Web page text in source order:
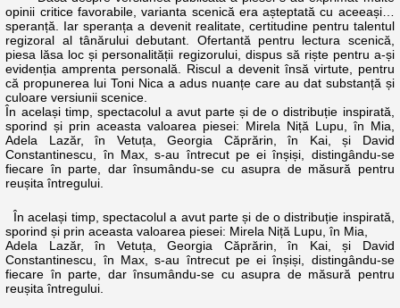
opinii critice favorabile, varianta scenică era așteptată cu aceeași…
speranță. Iar speranța a devenit realitate, certitudine pentru talentul
regizoral al tânărului debutant. Ofertantă pentru lectura scenică,
piesa lăsa loc și personalității regizorului, dispus să riște pentru a-și
evidenția amprenta personală. Riscul a devenit însă virtute, pentru
că propunerea lui Toni Nica a adus nuanțe care au dat substanță și
culoare versiunii scenice.
În același timp, spectacolul a avut parte și de o distribuție inspirată,
sporind și prin aceasta valoarea piesei: Mirela Niță Lupu, în Mia,
Adela Lazăr, în Vetuța, Georgia Căprărin, în Kai, și David
Constantinescu, în Max, s-au întrecut pe ei înșiși, distingându-se
fiecare în parte, dar însumându-se cu asupra de măsură pentru
reușita întregului.
În același timp, spectacolul a avut parte și de o distribuție inspirată,
sporind și prin aceasta valoarea piesei: Mirela Niță Lupu, în Mia,
Adela Lazăr, în Vetuța, Georgia Căprărin, în Kai, și David
Constantinescu, în Max, s-au întrecut pe ei înșiși, distingându-se
fiecare în parte, dar însumându-se cu asupra de măsură pentru
reușita întregului.